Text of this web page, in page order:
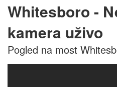
Whitesboro -
kamera uživo
Pogled na most